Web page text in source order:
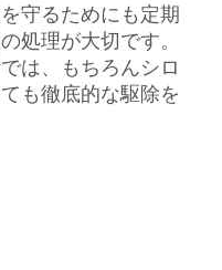
守るためにも定期
処理が大切です。
は、もちろんシロ
も徹底的な駆除を